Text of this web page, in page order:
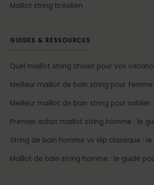
Maillot string brésilien
GUIDES & RESSOURCES
Quel maillot string choisir pour vos
Meilleur maillot de bain string pour
Meilleur maillot de bain string pour sablier…
Premier achat maillot string homme : le
String de bain homme vs slip classique :
Maillot de bain string homme : le guide